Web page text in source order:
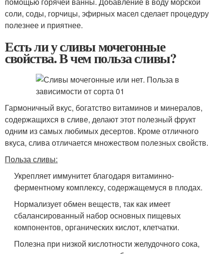
соли, соды, горчицы, эфирных масел сделает процедуру
полезнее и приятнее.
Есть ли у сливы мочегонные
свойства. В чем польза сливы?
Гармоничный вкус, богатство витаминов и минералов,
содержащихся в сливе, делают этот полезный фрукт
одним из самых любимых десертов. Кроме отличного
вкуса, слива отличается множеством полезных свойств.
Польза сливы:
Укрепляет иммунитет благодаря витаминно-
ферментному комплексу, содержащемуся в плодах.
Нормализует обмен веществ, так как имеет
сбалансированный набор основных пищевых
компонентов, органических кислот, клетчатки.
Полезна при низкой кислотности желудочного сока,